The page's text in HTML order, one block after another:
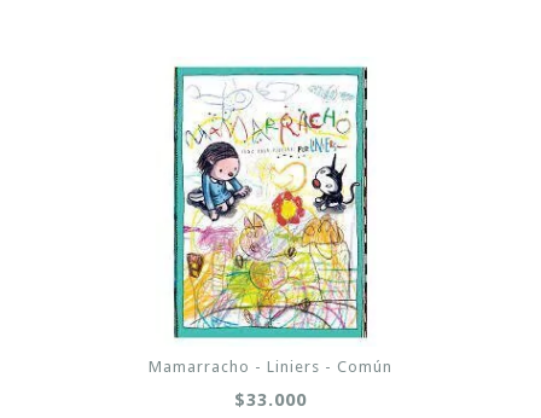
Mamarracho - Liniers - Común
$33.000